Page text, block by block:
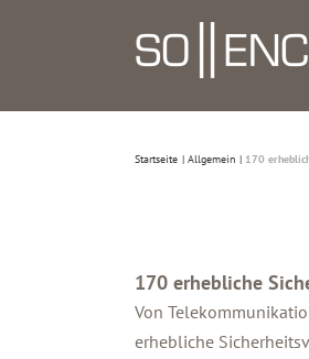
Startseite Allgemein 170
170 erhebliche
Von
erhebliche